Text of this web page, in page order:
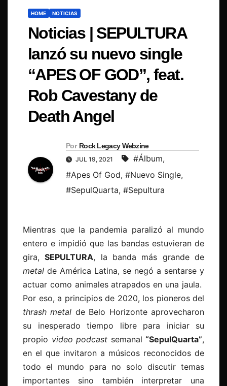
HOME NOTICIAS
Noticias | SEPULTURA
lanzó su nuevo single
“APES OF GOD”, feat.
Rob Cavestany de
Death Angel
Por Rock Legacy Webzine
JUL 19, 2021 #Álbum,
#Apes Of God, #Nuevo Single,
#SepulQuarta, #Sepultura
Mientras que la pandemia paralizó al mundo
entero e impidió que las bandas estuvieran de
gira,SEPULTURA, la banda más grande de
metal de América Latina, se negó a sentarse y
actuar como animales atrapados en una jaula.
Por eso, a principios de 2020, los pioneros del
thrash metal de Belo Horizonte aprovecharon
su inesperado tiempo libre para iniciar su
propio video podcast semanal “SepulQuarta”,
en el que invitaron a músicos reconocidos de
todo el mundo para no solo discutir temas
importantes sino también interpretar una